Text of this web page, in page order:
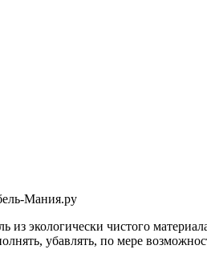
Мания.ру
из экологически чистого
убавлять, по мере